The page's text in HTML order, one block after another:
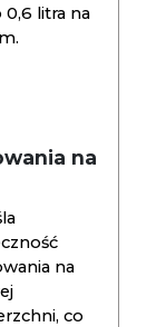
0,6 litra na
na
na
co